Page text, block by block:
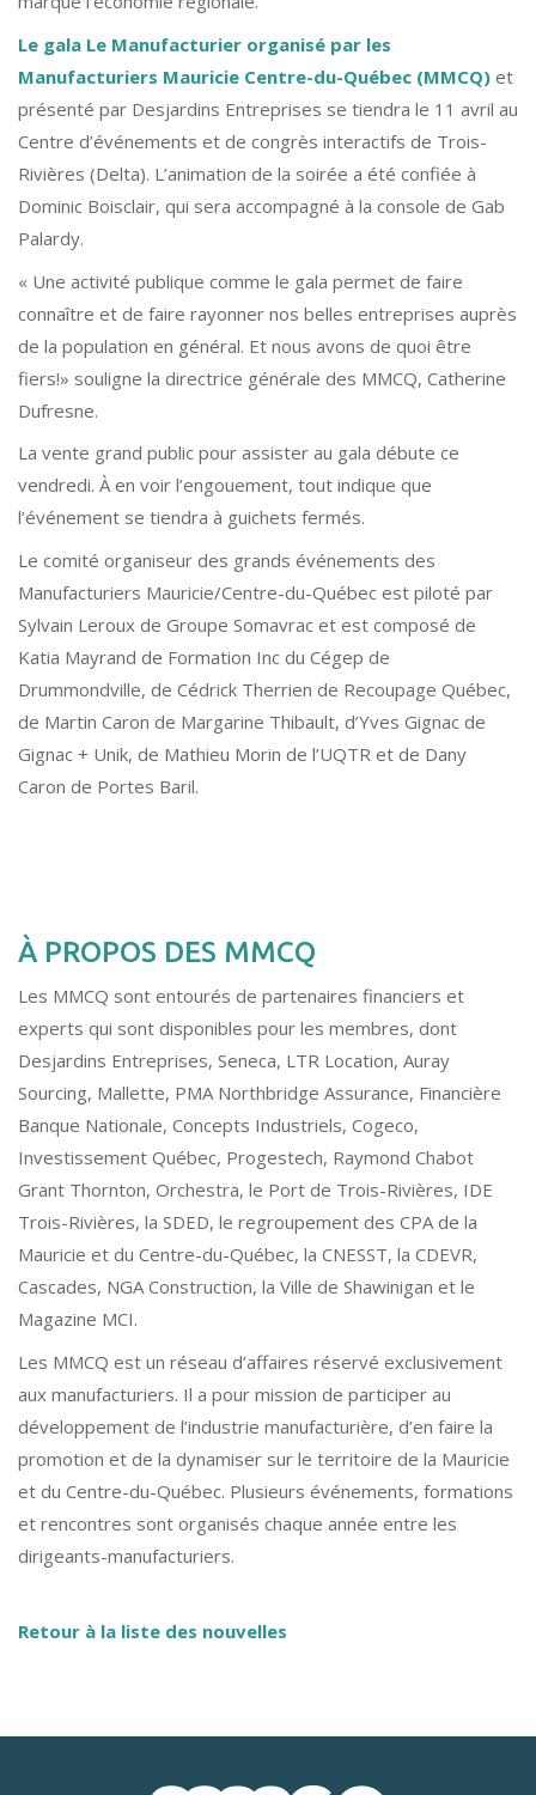
Le gala Le Manufacturier organisé par les
Manufacturiers Mauricie Centre-du-Québec (MMCQ) et
présenté par Desjardins Entreprises se tiendra le 11 avril au
Centre d’événements et de congrès interactifs de Trois-
Rivières (Delta). L’animation de la soirée a été confiée à
Dominic Boisclair, qui sera accompagné à la console de Gab
Palardy.
« Une activité publique comme le gala permet de faire
connaître et de faire rayonner nos belles entreprises auprès
de la population en général. Et nous avons de quoi être
fiers!» souligne la directrice générale des MMCQ, Catherine
Dufresne.
La vente grand public pour assister au gala débute ce
vendredi. À en voir l’engouement, tout indique que
l’événement se tiendra à guichets fermés.
Le comité organiseur des grands événements des
Manufacturiers Mauricie/Centre-du-Québec est piloté par
Sylvain Leroux de Groupe Somavrac et est composé de
Katia Mayrand de Formation Inc du Cégep de
Drummondville, de Cédrick Therrien de Recoupage Québec,
de Martin Caron de Margarine Thibault, d’Yves Gignac de
Gignac + Unik, de Mathieu Morin de l’UQTR et de Dany
Caron de Portes Baril.
À PROPOS DES MMCQ
Les MMCQ sont entourés de partenaires financiers et
experts qui sont disponibles pour les membres, dont
Desjardins Entreprises, Seneca, LTR Location, Auray
Sourcing, Mallette, PMA Northbridge Assurance, Financière
Banque Nationale, Concepts Industriels, Cogeco,
Investissement Québec, Progestech, Raymond Chabot
Grant Thornton, Orchestra, le Port de Trois-Rivières, IDE
Trois-Rivières, la SDED, le regroupement des CPA de la
Mauricie et du Centre-du-Québec, la CNESST, la CDEVR,
Cascades, NGA Construction, la Ville de Shawinigan et le
Magazine MCI.
Les MMCQ est un réseau d’affaires réservé exclusivement
aux manufacturiers. Il a pour mission de participer au
développement de l’industrie manufacturière, d’en faire la
promotion et de la dynamiser sur le territoire de la Mauricie
et du Centre-du-Québec. Plusieurs événements, formations
et rencontres sont organisés chaque année entre les
dirigeants-manufacturiers.
Retour à la liste des nouvelles